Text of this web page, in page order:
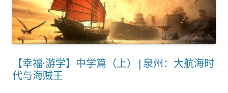
【幸福·游学】中学篇（上）|泉州：大航海时
代与海贼王